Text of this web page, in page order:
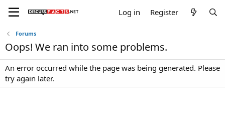
Log in Register
Forums
Oops! We ran into some problems.
An error occurred while the page was being generated. Please
try again later.